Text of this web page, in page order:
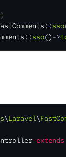
:: sso
:: sso()->
\Laravel\
extends